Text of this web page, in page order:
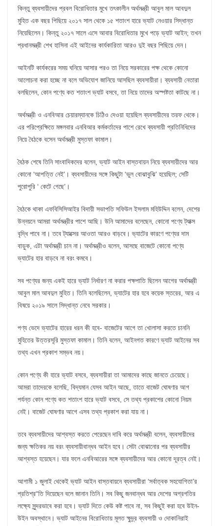
কিন্তু ব্যবসায়ীদের প্রবল বিরোধিতার মুখে তৎকালীন অর্থমন্ত্রী আবুল মাল আবদুল
মুহিত এক বছর পিছিয়ে ২০১৭ সাল থেকে ১৫ শতাংশ হারে ভ্যাট নেওয়ার সিদ্ধান্ত
নিয়েছিলেন। কিন্তু ২০১৭ সালে এসে আবার বিরোধিতার মুখে পড়ে ভ্যাট আইন; তখন
প্রধানমন্ত্রী শেখ হাসিনা এই আইনের কার্যকারিতা আরও দুই বছর পিছিয়ে দেন।
আইনটি কার্যকরের সময় ঘনিয়ে আসার পরও তা নিয়ে সরকারের পক্ষ থেকে কোনো
আলোচনা করা হচ্ছে না বলে অভিযোগ জানিয়ে আসছিল ব্যবসায়ীরা। ব্যবসায়ী নেতারা
বলছিলেন, কোন পণ্যে কত শতাংশ ভ্যাট বসবে, তা নিয়ে তাদের অস্পষ্টতা কাটছে না।
অর্থমন্ত্রী ও এনবিআর চেয়ারম্যানকে চিঠিও দেওয়া হয়েছিল ব্যবসায়ীদের তরফ থেকে।
এর পরিপ্রেক্ষিতে মঙ্গলবার এনবিআর কর্মকর্তাদের পাশে রেখে ব্যবসায়ী প্রতিনিধিদের
নিয়ে বৈঠকে বসেন অর্থমন্ত্রী মুস্তফা কামাল।
বৈঠক শেষে তিনি সাংবাদিকদের বলেন, ভ্যাট আইন বাস্তবায়ন নিয়ে ব্যবসায়ীদের আর
কোনো ‘আপত্তি নেই’। ব্যবসায়ীদের সঙ্গে কিছুটা ‘ভুল বোঝাবুঝি’ হয়েছিল; সেটি
পুরোপুরি ‘ কেটে গেছে’।
বৈঠকে থাকা এফবিসিসিআইর বিদায়ী সভাপতি সফিউল ইসলাম মহিউদ্দিন বলেন, দেশের
উন্নয়নে আমরা অর্থমন্ত্রীর পাশে আছি। উনি আমাদের বলেছেন, কোনো পণ্যে ট্যাক্স
বৃদ্ধি পাবে না। তবে ট্যাক্সের আওতা আরও বাড়বে। ভ্যাটের কারণে পণ্যের দাম
বাড়ুক, এটা অর্থমন্ত্রী চান না। অর্থমন্ত্রীও বলেন, আসছে বাজেটে কোনো পণ্যে
ভ্যাটের হার বাড়বে না বরং কমবে।
সব পণ্যের জন্য একই হারে ভ্যাট নির্ধারণ না করার পক্ষপাতি ছিলেন আগের অর্থমন্ত্রী
আবুল মাল আবদুল মুহিত। তিনি বলেছিলেন, ভ্যাটের হার হবে কয়েক স্তরের, আর এ
বিষয়ে ২০১৯ সালে সিদ্ধান্ত নেবে সরকার।
পণ্য ভেদে ভ্যাটের হারের ধরন কী হবে- বাজেটের আগে তা খোলাসা করতে চাননি
মুহিতের উত্তরসূরি মুস্তফা কামাল। তিনি বলেন, আইনগত কারণে ভ্যাট আইনের সব
তথ্য এখন প্রকাশ সম্ভব নয়।
কোন পণ্যে কী হারে ভ্যাট বসবে, ব্যবসায়ীরা তা আমাদের কাছে জানতে চেয়েছে।
আমরা তাদেরকে বলেছি, বিদ্যমান যেসব আইন আছে, তাতে বাজেট ঘোষণার আগ
পর্যন্ত কোন পণ্যে কত শতাংশ হারে ভ্যাট বসবে, সে তথ্য প্রকাশের কোনো নিয়ম
নেই। বাজেট ঘোষণার আগে এসব তথ্য প্রকাশ করা যায় না।
তবে ব্যবসায়ীদের আশ্বস্ত করতে পেরেছেন দাবি করে অর্থমন্ত্রী বলেন, ব্যবসায়ীদের
জন্য ক্ষতিকর নয় বরং ব্যবসায়ীবান্ধব আইন হবে। সেটা বোঝানোর পর ব্যবসায়ীর
আশ্বস্ত হয়েছেন। যার ফলে এনবিআরের সঙ্গে ব্যবসায়ীদের আর কোনো দূরত্ব নেই।
আগামী ১ জুলাই থেকেই ভ্যাট আইন বাস্তবায়নে ব্যবসায়ীরা ‘সর্বাত্বক সহযোগিতা’র
প্রতিশ্র“তি দিয়েছেন বলে জানান তিনি। সব কিছু জনবান্ধব আর দেশের অগ্রগতির
লক্ষ্যে সুন্দরভাবে করা হবে। ভ্যাট দিতে কেউ কষ্ট পাবে না, সব কিছুই করা হবে উইন-
উইন অবস্থানে। ভ্যাট আইনের বিরোধিতায় মূলত ক্ষুদ্র্র ব্যবসায়ী ও দোকানিরাই